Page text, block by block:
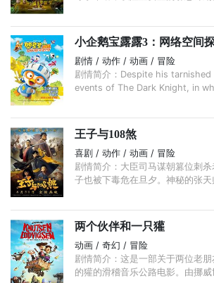
小企鹅宝露露3：网络空间
剧情 / 动作 / 动画 / 冒险
剧情简介：Despite his
events of The Dark Knight, in
王子与108煞
喜剧 / 动作 / 动画 / 冒险
剧情简介：大臣司马谋朝篡位刺
子也被下毒危在旦夕。神秘的张天
两个伙伴和一只獾
动画 / 奇幻 / 冒险
剧情简介：这是一部关于两位老
的獾的滑稽音乐公路电影。由挪